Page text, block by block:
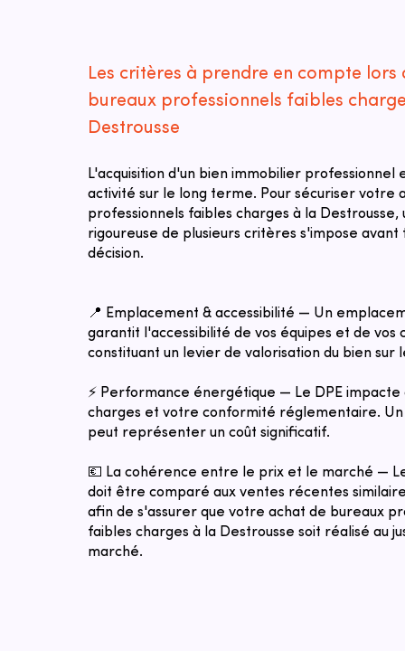
Les critères à prendre en compte lors
bureaux professionnels faibles
Destrousse
L'acquisition d'un bien immobilier professionnel
activité sur le long terme. Pour sécuriser votre
professionnels faibles charges à la Destrousse,
rigoureuse de plusieurs critères s'impose avant
décision.
📍 Emplacement & accessibilité — Un
garantit l'accessibilité de vos équipes et de vos
constituant un levier de valorisation du bien sur
⚡ Performance énergétique — Le DPE
charges et votre conformité réglementaire. Un
peut représenter un coût significatif.
💶 La cohérence entre le prix et le marché —
doit être comparé aux ventes récentes
afin de s'assurer que votre achat de bureaux
faibles charges à la Destrousse soit réalisé au
marché.